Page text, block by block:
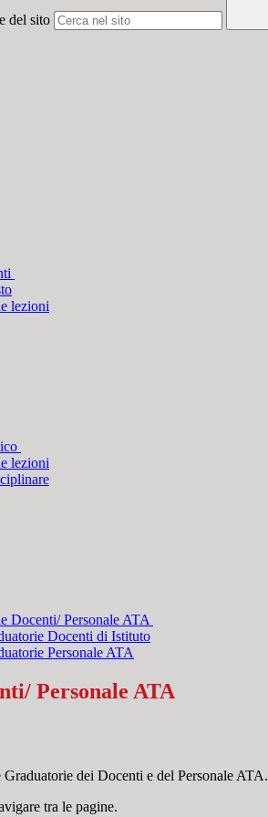
del sito
lezioni
lezioni
Docenti/ Personale ATA
Docenti di Istituto
Personale ATA
Personale ATA
Graduatorie dei Docenti e del Personale ATA.
tra le pagine.